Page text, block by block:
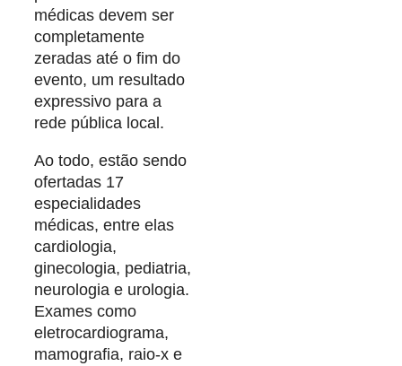
médicas devem ser
completamente
zeradas até o fim do
evento, um resultado
expressivo para a
rede pública local.
Ao todo, estão sendo
ofertadas 17
especialidades
médicas, entre elas
cardiologia,
ginecologia, pediatria,
neurologia e urologia.
Exames como
eletrocardiograma,
mamografia, raio-x e